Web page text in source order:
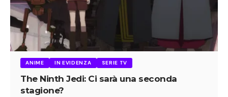
ANIME IN EVIDENZA SERIE TV
The Ninth Jedi: Ci sarà una seconda
stagione?